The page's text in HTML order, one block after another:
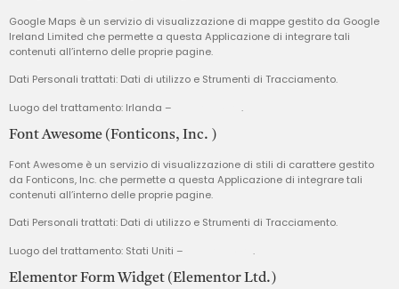
Google Maps è un servizio di visualizzazione di mappe gestito da Google
Ireland Limited che permette a questa Applicazione di integrare tali
contenuti all’interno delle proprie pagine.
Dati Personali trattati: Dati di utilizzo e Strumenti di Tracciamento.
Luogo del trattamento: Irlanda –
.
Font Awesome (Fonticons, Inc. )
Font Awesome è un servizio di visualizzazione di stili di carattere gestito
da Fonticons, Inc. che permette a questa Applicazione di integrare tali
contenuti all’interno delle proprie pagine.
Dati Personali trattati: Dati di utilizzo e Strumenti di Tracciamento.
Luogo del trattamento: Stati Uniti –
.
Elementor Form Widget (Elementor Ltd.)